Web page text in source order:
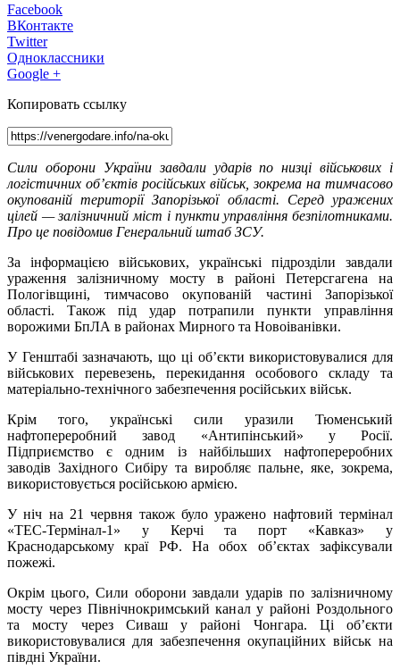
Facebook
ВКонтакте
Twitter
Одноклассники
Google +
Копировать ссылку
Сили оборони України завдали ударів по низці військових і
логістичних об’єктів російських військ, зокрема на тимчасово
окупованій території Запорізької області. Серед уражених
цілей — залізничний міст і пункти управління безпілотниками.
Про це повідомив Генеральний штаб ЗСУ.
За інформацією військових, українські підрозділи завдали
ураження залізничному мосту в районі Петерсгагена на
Пологівщині, тимчасово окупованій частині Запорізької
області. Також під удар потрапили пункти управління
ворожими БпЛА в районах Мирного та Новоіванівки.
У Генштабі зазначають, що ці об’єкти використовувалися для
військових перевезень, перекидання особового складу та
матеріально-технічного забезпечення російських військ.
Крім того, українські сили уразили Тюменський
нафтопереробний завод «Антипінський» у Росії.
Підприємство є одним із найбільших нафтопереробних
заводів Західного Сибіру та виробляє пальне, яке, зокрема,
використовується російською армією.
У ніч на 21 червня також було уражено нафтовий термінал
«ТЕС-Термінал-1» у Керчі та порт «Кавказ» у
Краснодарському краї РФ. На обох об’єктах зафіксували
пожежі.
Окрім цього, Сили оборони завдали ударів по залізничному
мосту через Північнокримський канал у районі Роздольного
та мосту через Сиваш у районі Чонгара. Ці об’єкти
використовувалися для забезпечення окупаційних військ на
півдні України.